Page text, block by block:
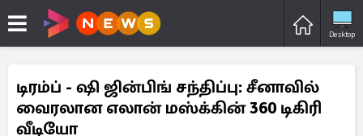
Desktop
டிரம்ப் - ஷி ஜின்பிங் சந்திப்பு: சீனாவில்
வைரலான எலான் மஸ்க்கின் 360 டிகிரி
வீடியோ